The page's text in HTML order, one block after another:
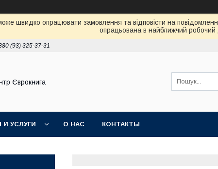
швидко опрацювати замовлення та відповісти на
опрацьована в найближчий
(93) 325-37-31
Єврокнига
И УСЛУГИ О НАС КОНТАКТЫ